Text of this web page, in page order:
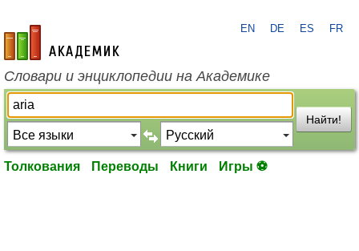
academic.ru
EN DE ES FR
Словари и энциклопедии на Академике
Найти!
Толкования Переводы Книги Игры ⚽